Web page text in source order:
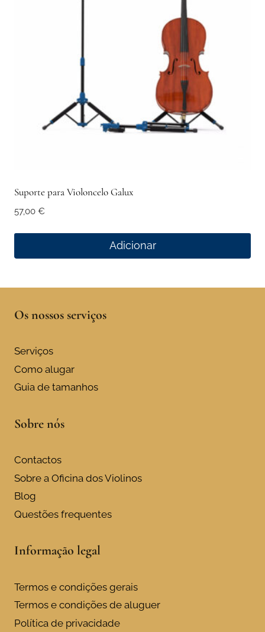
Suporte para Violoncelo Galux
57,00 €
Adicionar
Os nossos serviços
Serviços
Como alugar
Guia de tamanhos
Sobre nós
Contactos
Sobre a Oficina dos Violinos
Blog
Questões frequentes
Informação legal
Termos e condições gerais
Termos e condições de aluguer
Política de privacidade